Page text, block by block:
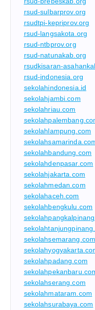
rsud-sulbarprov.org
rsudtpi-kepriprov.org
rsud-langsakota.org
rsud-ntbprov.org
rsud-natunakab.org
rsudkisaran-
rsud-indonesia.org
sekolahindonesia.id
sekolahjambi.com
sekolahriau.com
sekolahlampung.com
sekolahbandung.com
sekolahdenpasar.com
sekolahjakarta.com
sekolahmedan.com
sekolahaceh.com
sekolahbengkulu.com
sekolahsemarang.com
sekolahpadang.com
sekolahserang.com
sekolahmataram.com
sekolahsurabaya.com